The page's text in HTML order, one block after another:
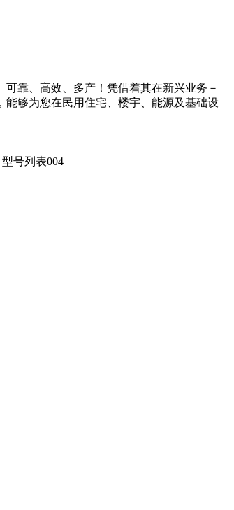
靠、高效、多产！凭借着其在新兴业务－
够为您在民用住宅、楼宇、能源及基础设
号列表004